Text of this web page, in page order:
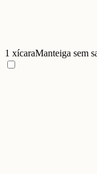
1 xícaraManteiga sem